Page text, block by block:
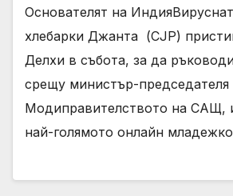
Основателят на
хлебарки Джанта ⁠ (CJP)
Делхи в събота, за да
срещу министър-
Модиправителството на САЩ,
най-голямото онлайн